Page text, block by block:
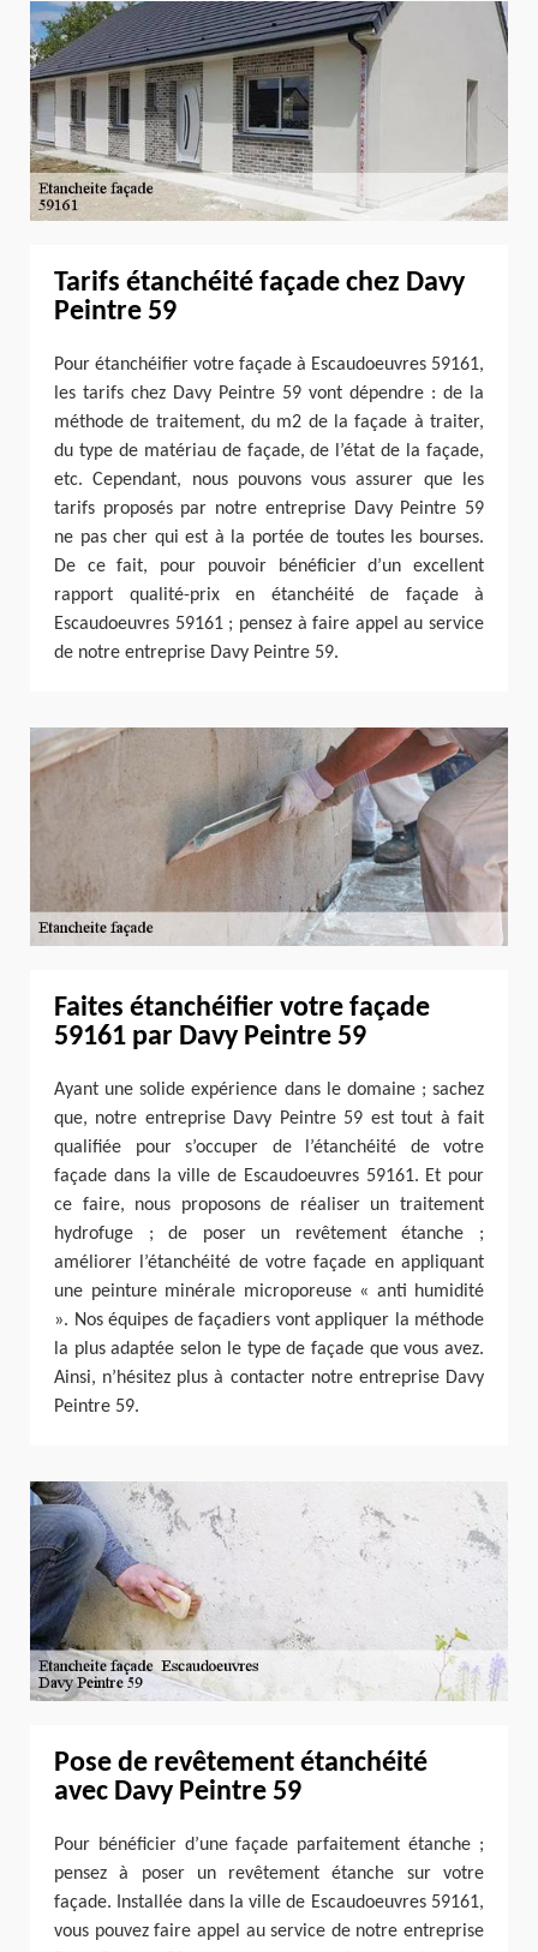
Tarifs étanchéité façade chez Davy
Peintre 59
Pour étanchéifier votre façade à Escaudoeuvres 59161,
les tarifs chez Davy Peintre 59 vont dépendre : de la
méthode de traitement, du m2 de la façade à traiter,
du type de matériau de façade, de l’état de la façade,
etc. Cependant, nous pouvons vous assurer que les
tarifs proposés par notre entreprise Davy Peintre 59
ne pas cher qui est à la portée de toutes les bourses.
De ce fait, pour pouvoir bénéficier d’un excellent
rapport qualité-prix en étanchéité de façade à
Escaudoeuvres 59161 ; pensez à faire appel au service
de notre entreprise Davy Peintre 59.
Faites étanchéifier votre façade
59161 par Davy Peintre 59
Ayant une solide expérience dans le domaine ; sachez
que, notre entreprise Davy Peintre 59 est tout à fait
qualifiée pour s’occuper de l’étanchéité de votre
façade dans la ville de Escaudoeuvres 59161. Et pour
ce faire, nous proposons de réaliser un traitement
hydrofuge ; de poser un revêtement étanche ;
améliorer l’étanchéité de votre façade en appliquant
une peinture minérale microporeuse « anti humidité
». Nos équipes de façadiers vont appliquer la méthode
la plus adaptée selon le type de façade que vous avez.
Ainsi, n’hésitez plus à contacter notre entreprise Davy
Peintre 59.
Pose de revêtement étanchéité
avec Davy Peintre 59
Pour bénéficier d’une façade parfaitement étanche ;
pensez à poser un revêtement étanche sur votre
façade. Installée dans la ville de Escaudoeuvres 59161,
vous pouvez faire appel au service de notre entreprise